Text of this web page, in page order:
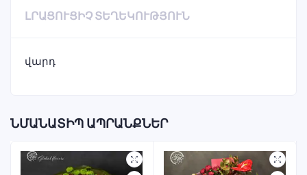
ԼՐԱՑՈՒՑԻՉ ՏԵՂԵԿՈՒԹՅՈՒՆ
վարդ
ՆՄԱՆԱՏԻՊ ԱՊՐԱՆՔՆԵՐ